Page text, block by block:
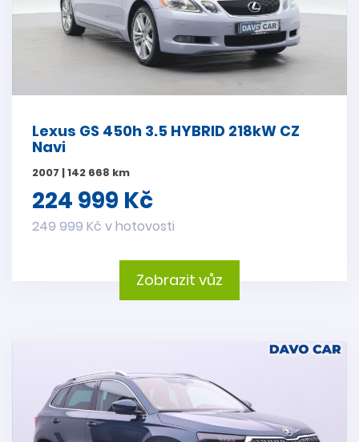
Lexus GS 450h 3.5 HYBRID 218kW CZ
Navi
2007 | 142 668 km
224 999 Kč
249 999 Kč v hotovosti
Zobrazit vůz